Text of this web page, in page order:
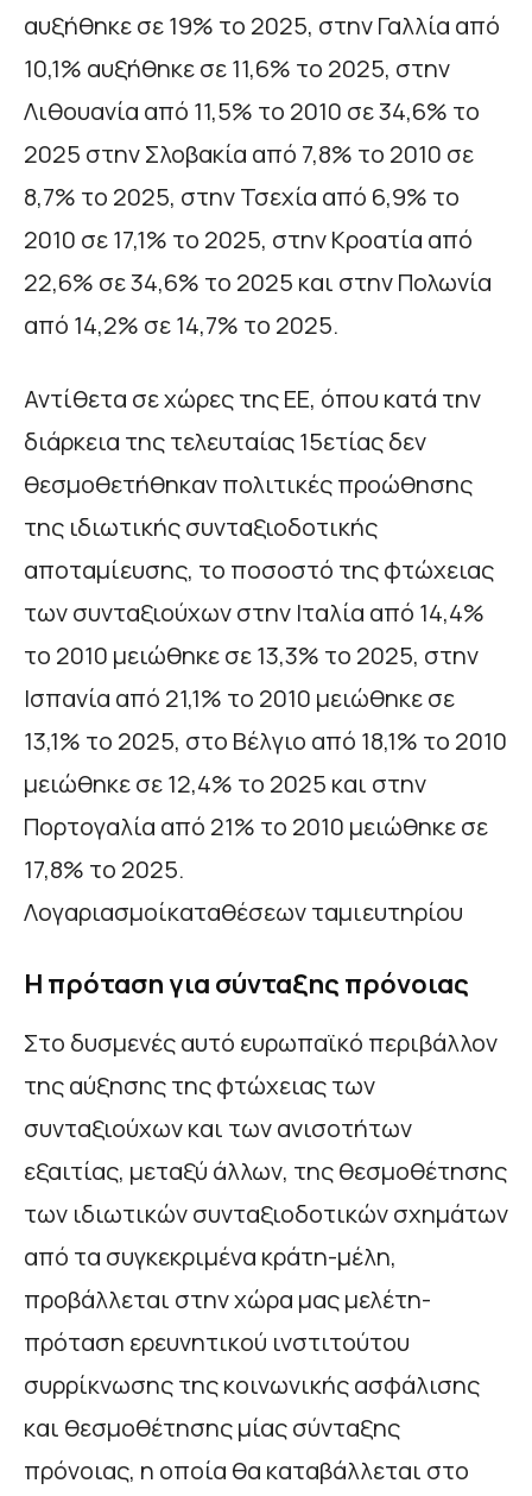
αυξήθηκε σε 19% το 2025, στην Γαλλία από
10,1% αυξήθηκε σε 11,6% το 2025, στην
Λιθουανία από 11,5% το 2010 σε 34,6% το
2025 στην Σλοβακία από 7,8% το 2010 σε
8,7% το 2025, στην Τσεχία από 6,9% το
2010 σε 17,1% το 2025, στην Κροατία από
22,6% σε 34,6% το 2025 και στην Πολωνία
από 14,2% σε 14,7% το 2025.
Αντίθετα σε χώρες της ΕΕ, όπου κατά την
διάρκεια της τελευταίας 15ετίας δεν
θεσμοθετήθηκαν πολιτικές προώθησης
της ιδιωτικής συνταξιοδοτικής
αποταμίευσης, το ποσοστό της φτώχειας
των συνταξιούχων στην Ιταλία από 14,4%
το 2010 μειώθηκε σε 13,3% το 2025, στην
Ισπανία από 21,1% το 2010 μειώθηκε σε
13,1% το 2025, στο Βέλγιο από 18,1% το 2010
μειώθηκε σε 12,4% το 2025 και στην
Πορτογαλία από 21% το 2010 μειώθηκε σε
17,8% το 2025.
Λογαριασμοίκαταθέσεων ταμιευτηρίου
Η πρόταση για σύνταξης πρόνοιας
Στο δυσμενές αυτό ευρωπαϊκό περιβάλλον
της αύξησης της φτώχειας των
συνταξιούχων και των ανισοτήτων
εξαιτίας, μεταξύ άλλων, της θεσμοθέτησης
των ιδιωτικών συνταξιοδοτικών σχημάτων
από τα συγκεκριμένα κράτη-μέλη,
προβάλλεται στην χώρα μας μελέτη-
πρόταση ερευνητικού ινστιτούτου
συρρίκνωσης της κοινωνικής ασφάλισης
και θεσμοθέτησης μίας σύνταξης
πρόνοιας, η οποία θα καταβάλλεται στο